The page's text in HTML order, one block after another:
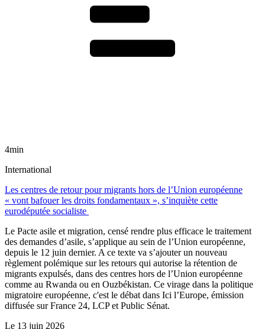
4min
International
Les centres de retour pour migrants hors de l’Union européenne
« vont bafouer les droits fondamentaux », s’inquiète cette
eurodéputée socialiste
Le Pacte asile et migration, censé rendre plus efficace le traitement
des demandes d’asile, s’applique au sein de l’Union européenne,
depuis le 12 juin dernier. A ce texte va s’ajouter un nouveau
règlement polémique sur les retours qui autorise la rétention de
migrants expulsés, dans des centres hors de l’Union européenne
comme au Rwanda ou en Ouzbékistan. Ce virage dans la politique
migratoire européenne, c'est le débat dans Ici l’Europe, émission
diffusée sur France 24, LCP et Public Sénat.
Le 13 juin 2026